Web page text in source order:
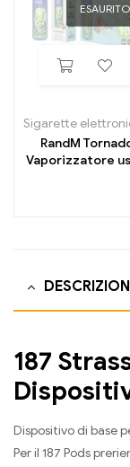
ESAURITO
RandM
Vaporizzatore
187
Dispositivo di base
Per il 187 Pods